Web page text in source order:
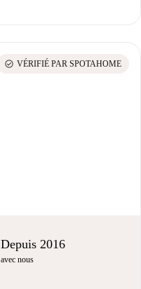
check_circle VÉRIFIÉ PAR SPOTAHOME
Depuis 2016
avec nous